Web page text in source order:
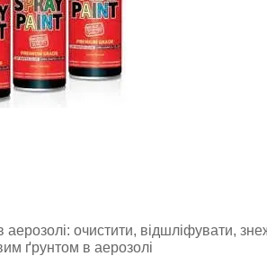
очистити, відшліфувати,
ґрунтом в аерозолі